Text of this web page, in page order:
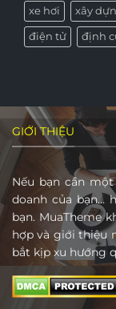
xe hơi xây
điện tử định
GIỚI THIỆU
Nếu bạn cần
doanh của bạn…
bạn. MuaTheme
hợp và giới thiệu
bắt kịp xu hướng